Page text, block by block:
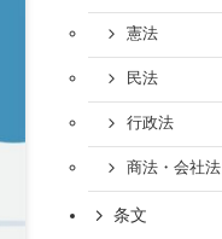
憲法
民法
行政法
商法・会社法
条文